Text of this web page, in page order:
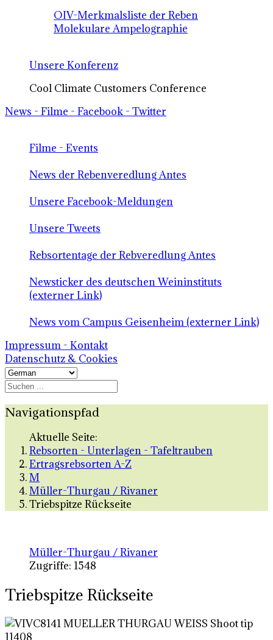
OIV-Merkmalsliste der Reben
Molekulare Ampelographie
Unsere Konferenz
Cool Climate Customers Conference
News - Filme - Facebook - Twitter
Filme - Events
News der Rebenveredlung Antes
Unsere Facebook-Meldungen
Unsere Tweets
Rebsortentage der Rebveredlung Antes
Newsticker des deutschen Weininstituts
(externer Link)
News vom Campus Geisenheim (externer Link)
Impressum - Kontakt
Datenschutz & Cookies
Navigationspfad
Aktuelle Seite:
Rebsorten - Unterlagen - Tafeltrauben
Ertragsrebsorten A-Z
M
Müller-Thurgau / Rivaner
Triebspitze Rückseite
Müller-Thurgau / Rivaner
Zugriffe: 1548
Triebspitze Rückseite